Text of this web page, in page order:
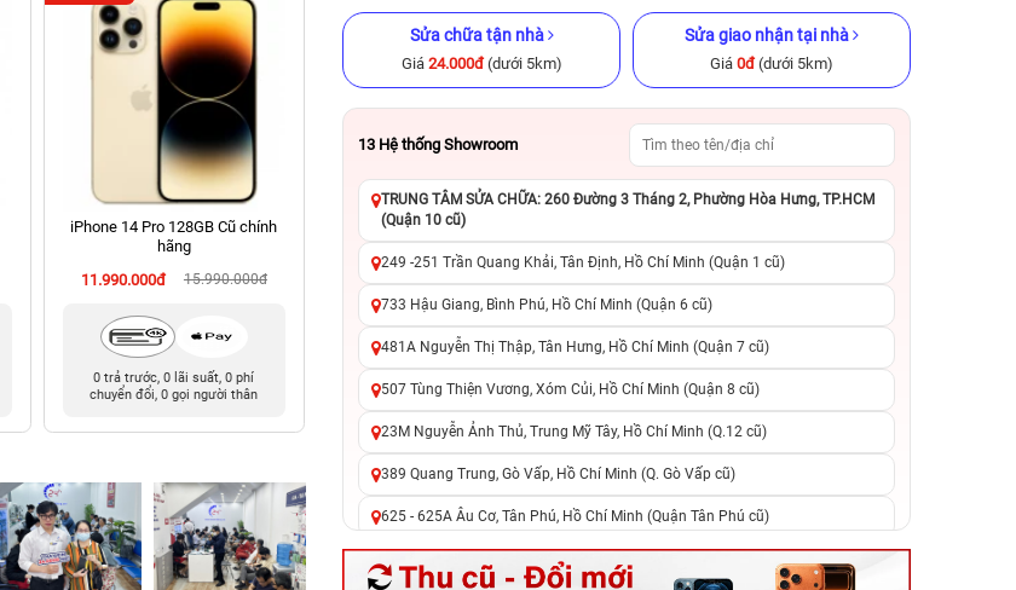
iPhone 14 Pro 128GB Cũ chính
hãng
11.990.000đ
15.990.000đ
0 trả trước, 0 lãi suất, 0 phí
chuyển đổi, 0 gọi người thân
iPhone 15 Pro Max 512GB Cũ
chính hãng
18.990.000đ
29.990.000đ
chuyển đổi, 0 gọi người thân
chính hãng
11.490.000đ
17.990.000đ
chuyển đổi, 0 gọi người thân
Sửa chữa tận nhà
Giá 24.000đ(dưới 5km)
Sửa giao nhận tại nhà
Giá 0đ(dưới 5km)
13 Hệ thống Showroom
TRUNG TÂM SỬA CHỮA: 260 Đường 3 Tháng 2, Phường Hòa Hưng, TP.HCM
(Quận 10 cũ)
249 -251 Trần Quang Khải, Tân Định, Hồ Chí Minh (Quận 1 cũ)
733 Hậu Giang, Bình Phú, Hồ Chí Minh (Quận 6 cũ)
481A Nguyễn Thị Thập, Tân Hưng, Hồ Chí Minh (Quận 7 cũ)
507 Tùng Thiện Vương, Xóm Củi, Hồ Chí Minh (Quận 8 cũ)
23M Nguyễn Ảnh Thủ, Trung Mỹ Tây, Hồ Chí Minh (Q.12 cũ)
389 Quang Trung, Gò Vấp, Hồ Chí Minh (Q. Gò Vấp cũ)
625 - 625A Âu Cơ, Tân Phú, Hồ Chí Minh (Quận Tân Phú cũ)
326 Lê Văn Việt, Tăng Nhơn Phú, Hồ Chí Minh (Q.9 TP. Thủ Đức cũ)